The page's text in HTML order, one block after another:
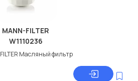
MANN-FILTER
W1110236
Масляный фильтр